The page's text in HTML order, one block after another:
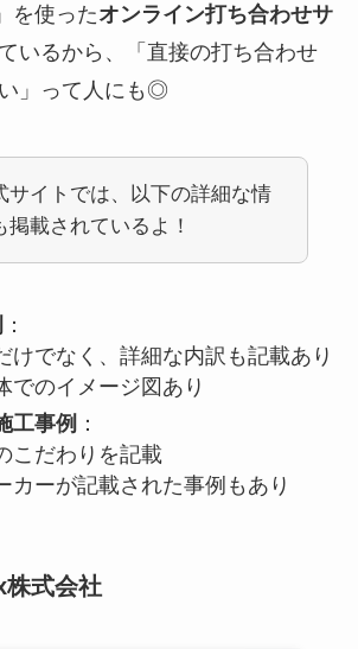
を使ったオンライン打ち合わせサ
いるから、「直接の打ち合わせ
」って人にも◎
サイトでは、以下の詳細な情
掲載されているよ！
：
けでなく、詳細な内訳も記載あり
でのイメージ図あり
工事例 ：
こだわりを記載
カーが記載された事例もあり
式会社